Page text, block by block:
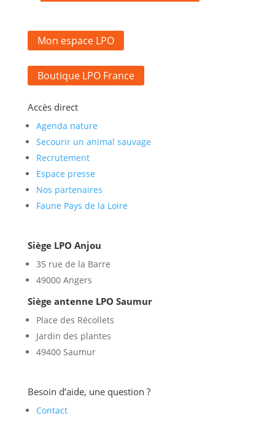
Mon espace LPO
Boutique LPO France
Accès direct
Agenda nature
Secourir un animal sauvage
Recrutement
Espace presse
Nos partenaires
Faune Pays de la Loire
Siège LPO Anjou
35 rue de la Barre
49000 Angers
Siège antenne LPO Saumur
Place des Récollets
Jardin des plantes
49400 Saumur
Besoin d’aide, une question ?
Contact